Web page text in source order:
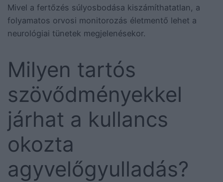
Mivel a fertőzés súlyosbodása kiszámíthatatlan, a
folyamatos orvosi monitorozás életmentő lehet a
neurológiai tünetek megjelenésekor.
Milyen tartós
szövődményekkel
járhat a kullancs
okozta
agyvelőgyulladás?